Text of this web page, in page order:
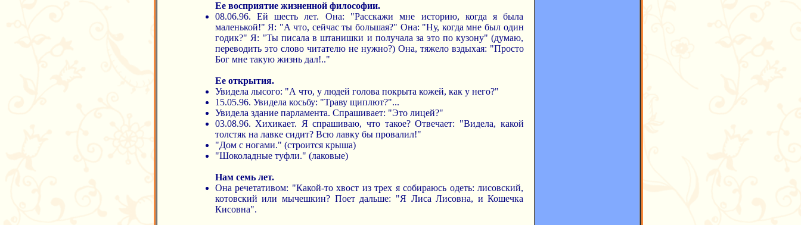
Ее восприятие жизненной философии.
08.06.96. Ей шесть лет. Она: "Расскажи мне историю, когда я была
маленькой!" Я: "А что, сейчас ты большая?" Она: "Ну, когда мне был один
годик?" Я: "Ты писала в штанишки и получала за это по кузону" (думаю,
переводить это слово читателю не нужно?) Она, тяжело вздыхая: "Просто
Бог мне такую жизнь дал!.."
Ее открытия.
Увидела лысого: "А что, у людей голова покрыта кожей, как у него?"
15.05.96. Увидела косьбу: "Траву щиплют?"...
Увидела здание парламента. Спрашивает: "Это лицей?"
03.08.96. Хихикает. Я спрашиваю, что такое? Отвечает: "Видела, какой
толстяк на лавке сидит? Всю лавку бы провалил!"
"Дом с ногами." (строится крыша)
"Шоколадные туфли." (лаковые)
Нам семь лет.
Она речетативом: "Какой-то хвост из трех я собираюсь одеть: лисовский,
котовский или мычешкин? Поет дальше: "Я Лиса Лисовна, и Кошечка
Кисовна".